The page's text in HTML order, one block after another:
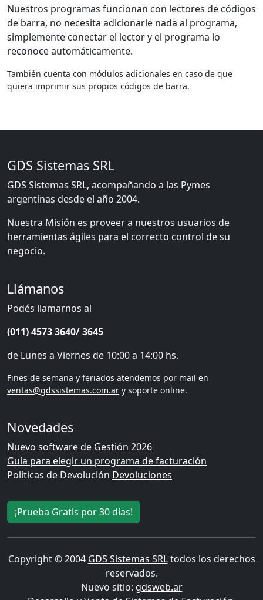
Nuestros programas funcionan con lectores de códigos
de barra, no necesita adicionarle nada al programa,
simplemente conectar el lector y el programa lo
reconoce automáticamente.
También cuenta con módulos adicionales en caso de que
quiera imprimir sus propios códigos de barra.
GDS Sistemas SRL
GDS Sistemas SRL, acompañando a las Pymes
argentinas desde el año 2004.
Nuestra Misión es proveer a nuestros usuarios de
herramientas ágiles para el correcto control de su
negocio.
Llámanos
Podés llamarnos al
(011) 4573 3640/ 3645
de Lunes a Viernes de 10:00 a 14:00 hs.
Fines de semana y feriados atendemos por mail en
ventas@gdssistemas.com.ar y soporte online.
Novedades
Nuevo software de Gestión 2026
Guía para elegir un programa de facturación
Políticas de Devolución Devoluciones
¡Prueba Gratis por 30 días!
Copyright © 2004 GDS Sistemas SRLtodos los derechos
reservados.
Nuevo sitio: gdsweb.ar